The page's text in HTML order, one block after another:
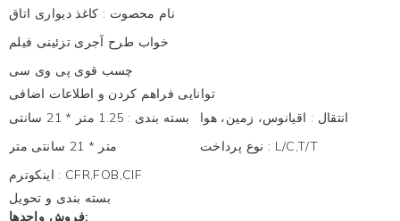
نام محصوت : کاغذ دیواری اتاق
خواب طرح آجری تزئینی فیلم
چسب قوی پی وی سی
توانایی فراهم کردن و اطلاعات اضافی
بسته بندی :
1.25 متر * 21 سانتی
متر * 21 سانتی متر
انتقال : اقیانوس، زمین، هوا
: L/C,T/T
: CFR,FOB,CIF
بسته بندی و تحویل
فروش واحدها: